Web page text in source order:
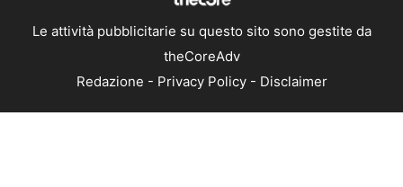
Le attività pubblicitarie su questo sito sono gestite da
theCoreAdv
Redazione - Privacy Policy- Disclaimer